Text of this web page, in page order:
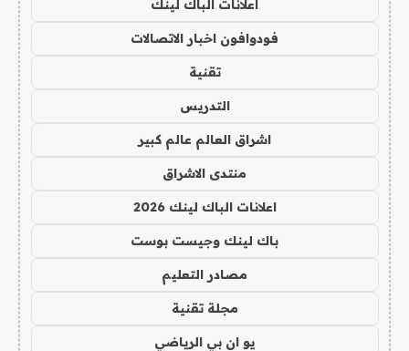
اعلانات الباك لينك
فودوافون اخبار الاتصالات
تقنية
التدريس
اشراق العالم عالم كبير
منتدى الاشراق
اعلانات الباك لينك 2026
باك لينك وجيست بوست
مصادر التعليم
مجلة تقنية
يو ان بي الرياضي